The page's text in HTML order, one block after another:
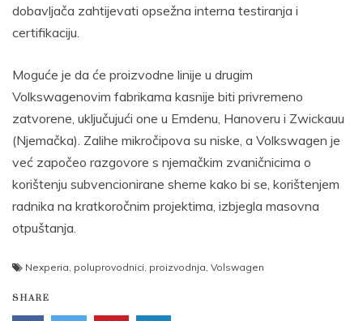
dobavljača zahtijevati opsežna interna testiranja i
certifikaciju.
Moguće je da će proizvodne linije u drugim
Volkswagenovim fabrikama kasnije biti privremeno
zatvorene, uključujući one u Emdenu, Hanoveru i Zwickauu
(Njemačka). Zalihe mikročipova su niske, a Volkswagen je
već započeo razgovore s njemačkim zvaničnicima o
korištenju subvencionirane sheme kako bi se, korištenjem
radnika na kratkoročnim projektima, izbjegla masovna
otpuštanja.
Nexperia, poluprovodnici, proizvodnja, Volswagen
SHARE